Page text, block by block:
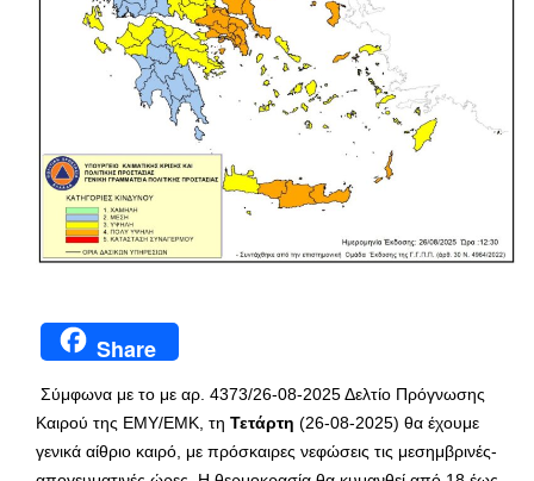
Share
Σύμφωνα με το με αρ. 4373/26-08-2025 Δελτίο Πρόγνωσης
Καιρού της ΕΜΥ/ΕΜΚ, τη Τετάρτη (26-08-2025) θα έχουμε
γενικά αίθριο καιρό, με πρόσκαιρες νεφώσεις τις μεσημβρινές-